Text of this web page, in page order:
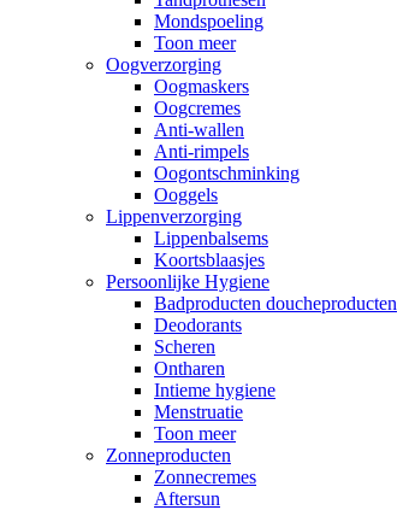
Mondspoeling
Toon meer
Oogverzorging
Oogmaskers
Oogcremes
Anti-wallen
Anti-rimpels
Oogontschminking
Ooggels
Lippenverzorging
Lippenbalsems
Koortsblaasjes
Persoonlijke Hygiene
Badproducten doucheproducten
Deodorants
Scheren
Ontharen
Intieme hygiene
Menstruatie
Toon meer
Zonneproducten
Zonnecremes
Aftersun